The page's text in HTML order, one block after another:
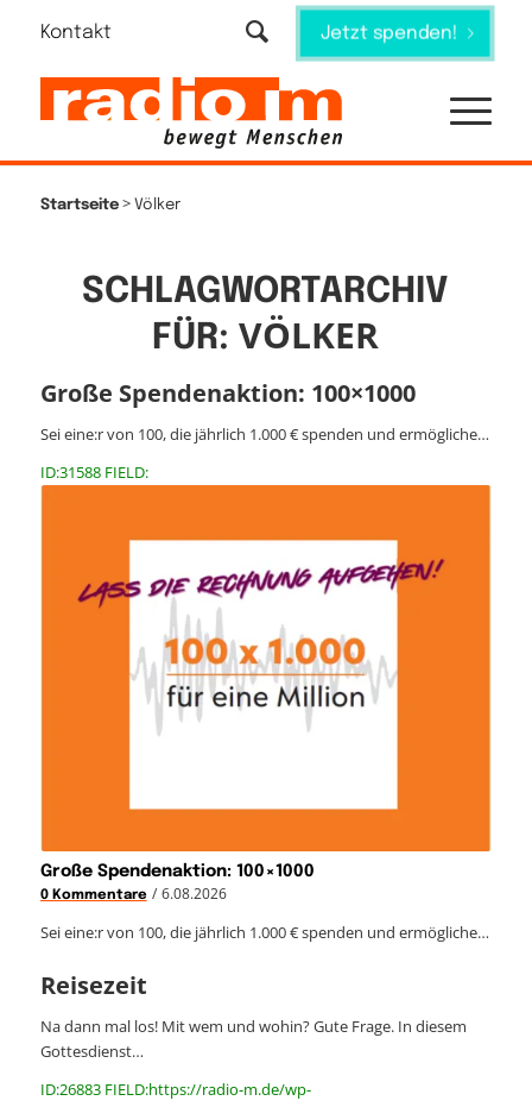
Kontakt Jetzt spenden!
Startseite> Völker
SCHLAGWORTARCHIV
FÜR:VÖLKER
Große Spendenaktion: 100×1000
Sei eine:r von 100, die jährlich 1.000 € spenden und ermögliche…
ID:31588 FIELD:
Große Spendenaktion: 100×1000
0 Kommentare / 6.08.2026
Sei eine:r von 100, die jährlich 1.000 € spenden und ermögliche…
Reisezeit
Na dann mal los! Mit wem und wohin? Gute Frage. In diesem
Gottesdienst…
ID:26883 FIELD:https://radio-m.de/wp-